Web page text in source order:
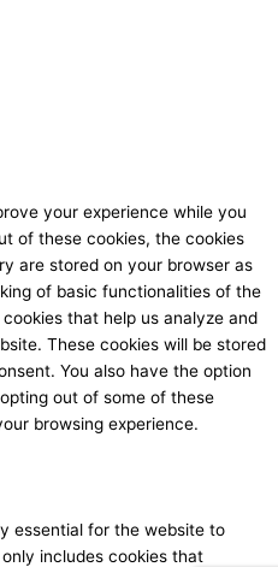
your experience while you
of these cookies, the cookies
are stored on your browser as
of basic functionalities of the
that help us analyze and
These cookies will be stored
You also have the option
out of some of these
browsing experience.
essential for the website to
includes cookies that